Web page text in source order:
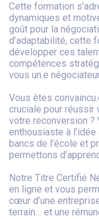
Cette formation
dynamiques et
goût pour la
d’adaptabilité, cette
développer ces
compétences
vous un.e
Vous êtes
cruciale pour réussir
votre reconversion ?
enthousiaste à
bancs de l’école et
permettons
Notre Titre Certifié
en ligne et vous
cœur d’une
terrain… et une